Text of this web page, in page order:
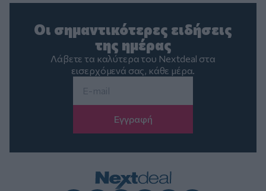
Οι σημαντικότερες ειδήσεις
της ημέρας
Λάβετε τα καλύτερα του Nextdeal στα
εισερχόμενά σας, κάθε μέρα.